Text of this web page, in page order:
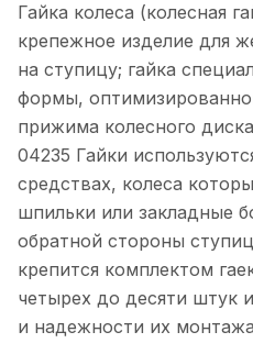
Гайка колеса (колесная
крепежное изделие для
на ступицу; гайка
формы,
прижима колесного
04235 Гайки
средствах, колеса
шпильки или закладные
обратной стороны
крепится комплектом
четырех до десяти штук
и надежности их